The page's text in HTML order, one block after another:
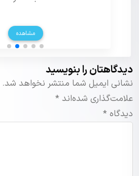
مشاهده
دیدگاهتان را بنویسید
نشانی ایمیل شما منتشر نخواهد شد.
علامت‌گذاری شده‌اند *
دیدگاه *